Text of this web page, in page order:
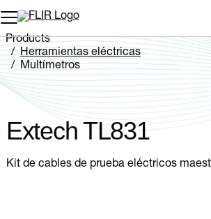
Products
Herramientas eléctricas
Multímetros
Extech TL831
Extech TL831
Kit de cables de prueba eléctricos